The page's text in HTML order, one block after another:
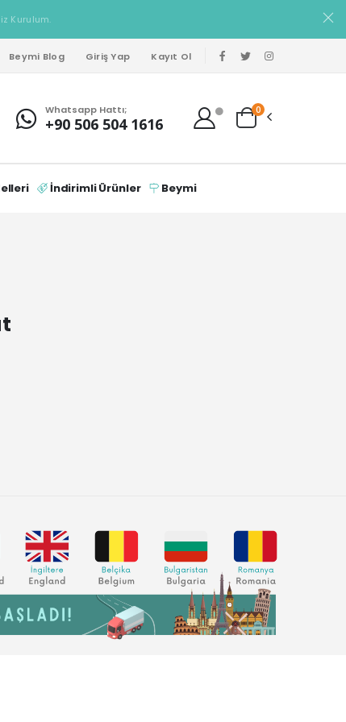
Kurulum.
Beymi Blog Giriş Yap Kayıt Ol
Whatsapp Hattı;
+90 506 504 1616
0
İndirimli Ürünler Beymi